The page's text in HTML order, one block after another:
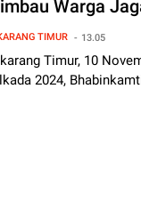
Warga
TIMUR 13.05
Timur, 10
2024,